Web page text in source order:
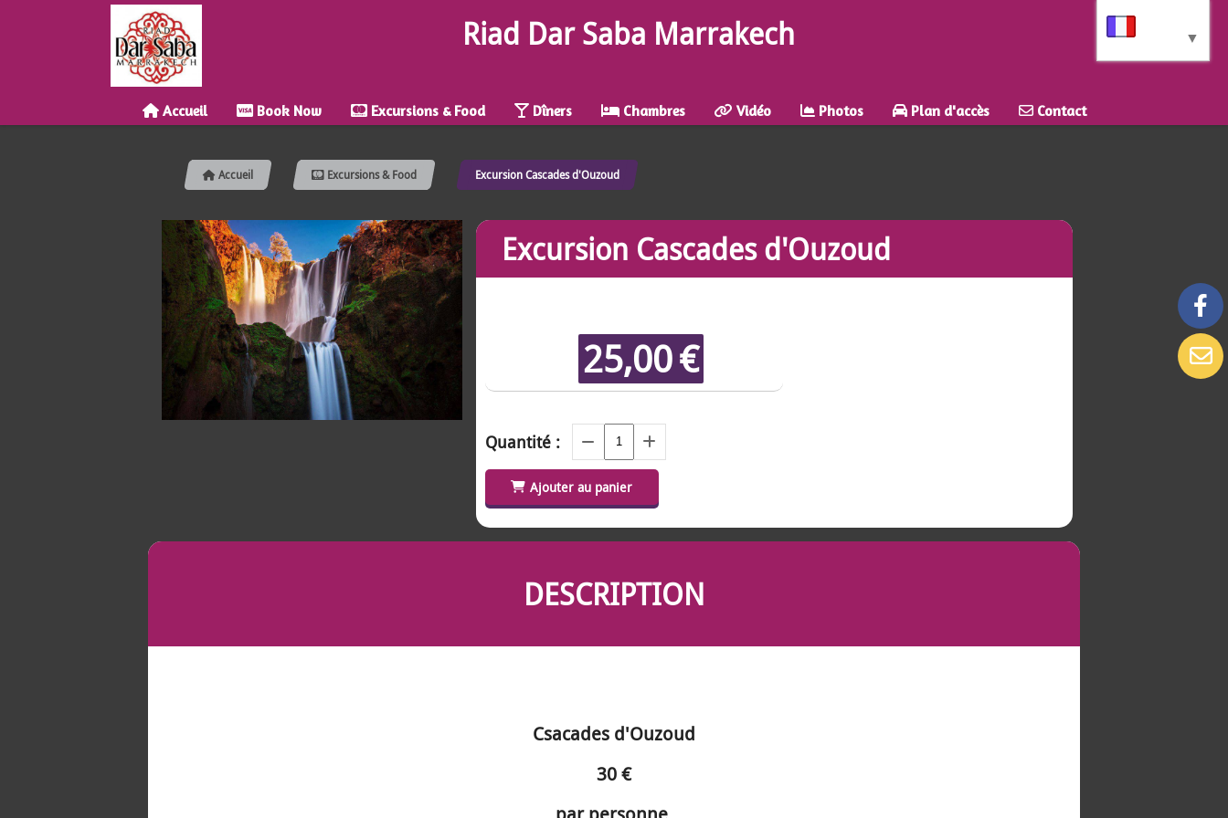
Riad Dar Saba Marrakech
Accueil Book Now Excursions & Food Dîners Chambres Vidéo Photos Plan d'accès Contact
Accueil Excursions & Food Excursion Cascades d'Ouzoud
Excursion Cascades d'Ouzoud
25,00€
Quantité :
Ajouter au panier
DESCRIPTION
Csacades d'Ouzoud
30 €
▼